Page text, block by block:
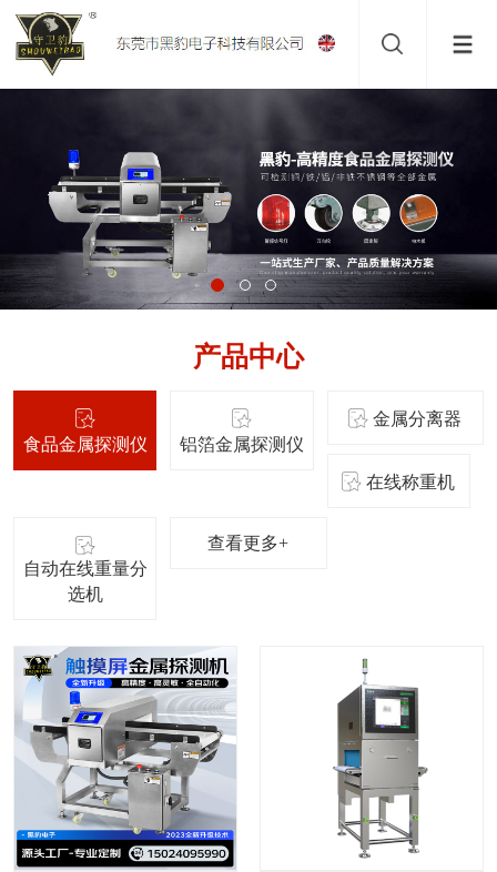
产品中心
食品金属探测仪 铝箔金属探测仪
金属分离器
在线称重机
自动在线重量分
选机
查看更多+